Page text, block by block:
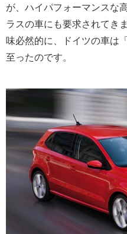
が、ハイパフォーマンスな
ラスの車にも要求されてき
味必然的に、ドイツの車は
至ったのです。